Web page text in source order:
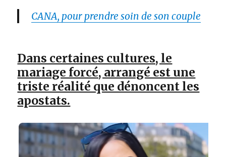
CANA, pour prendre soin de son couple
Dans certaines cultures, le
mariage forcé, arrangé est une
triste réalité que dénoncent les
apostats.